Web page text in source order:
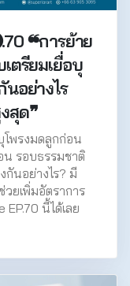
❝การย้าย
ตรียมเยื่อบุ
อย่างไร
สุด❞
โพรงมดลูกก่อน
รอบธรรมชาติ
กันอย่างไร? มี
วยเพิ่มอัตราการ
นี้ได้เลย